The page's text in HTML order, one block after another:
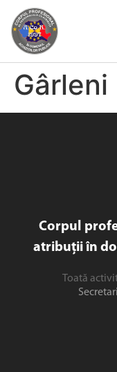
Gârleni
Corpul
atribuții în
Toată